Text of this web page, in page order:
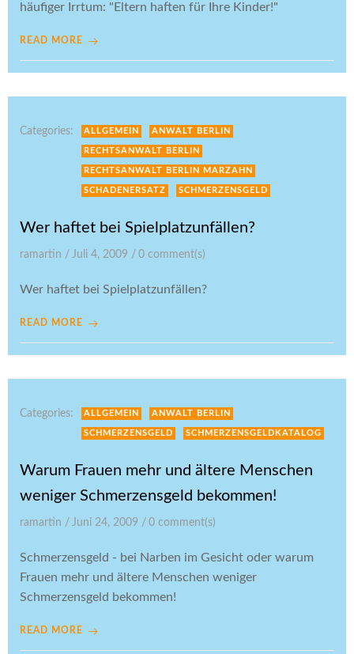
häufiger Irrtum: "Eltern haften für Ihre Kinder!"
READ MORE
Categories: ALLGEMEIN ANWALT BERLIN
RECHTSANWALT BERLIN
RECHTSANWALT BERLIN MARZAHN
SCHADENERSATZ SCHMERZENSGELD
Wer haftet bei Spielplatzunfällen?
ramartin / Juli 4, 2009 / 0 comment(s)
Wer haftet bei Spielplatzunfällen?
READ MORE
Categories: ALLGEMEIN ANWALT BERLIN
SCHMERZENSGELD SCHMERZENSGELDKATALOG
Warum Frauen mehr und ältere Menschen
weniger Schmerzensgeld bekommen!
ramartin / Juni 24, 2009 / 0 comment(s)
Schmerzensgeld - bei Narben im Gesicht oder warum
Frauen mehr und ältere Menschen weniger
Schmerzensgeld bekommen!
READ MORE